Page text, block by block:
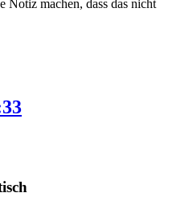
Notiz machen, dass das nicht